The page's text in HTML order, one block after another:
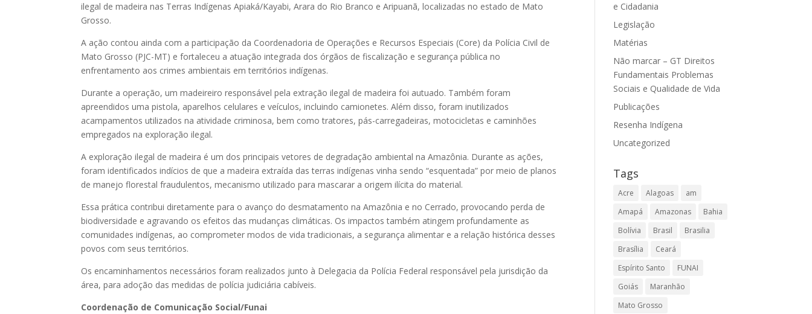
ilegal de madeira nas Terras Indígenas Apiaká/Kayabi, Arara do Rio Branco e Aripuanã, localizadas no estado de Mato
Grosso.
A ação contou ainda com a participação da Coordenadoria de Operações e Recursos Especiais (Core) da Polícia Civil de
Mato Grosso (PJC-MT) e fortaleceu a atuação integrada dos órgãos de fiscalização e segurança pública no
enfrentamento aos crimes ambientais em territórios indígenas.
Durante a operação, um madeireiro responsável pela extração ilegal de madeira foi autuado. Também foram
apreendidos uma pistola, aparelhos celulares e veículos, incluindo camionetes. Além disso, foram inutilizados
acampamentos utilizados na atividade criminosa, bem como tratores, pás-carregadeiras, motocicletas e caminhões
empregados na exploração ilegal.
A exploração ilegal de madeira é um dos principais vetores de degradação ambiental na Amazônia. Durante as ações,
foram identificados indícios de que a madeira extraída das terras indígenas vinha sendo “esquentada” por meio de planos
de manejo florestal fraudulentos, mecanismo utilizado para mascarar a origem ilícita do material.
Essa prática contribui diretamente para o avanço do desmatamento na Amazônia e no Cerrado, provocando perda de
biodiversidade e agravando os efeitos das mudanças climáticas. Os impactos também atingem profundamente as
comunidades indígenas, ao comprometer modos de vida tradicionais, a segurança alimentar e a relação histórica desses
povos com seus territórios.
Os encaminhamentos necessários foram realizados junto à Delegacia da Polícia Federal responsável pela jurisdição da
área, para adoção das medidas de polícia judiciária cabíveis.
Coordenação de Comunicação Social/Funai
e Cidadania
Legislação
Matérias
Não marcar – GT Direitos
Fundamentais Problemas
Sociais e Qualidade de Vida
Publicações
Resenha Indígena
Uncategorized
Tags
Acre Alagoas
am
Amapá
Amazonas
Bahia
Bolívia
Brasil
Brasilia
Brasília
Ceará
Espírito Santo
FUNAI
Goiás
Maranhão
Mato Grosso